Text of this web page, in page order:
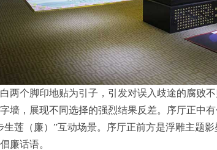
两个脚印地贴为引子，引发对误入歧途的腐败
墙，展现不同选择的强烈结果反差。序厅正中
莲（廉）”互动场景。序厅正前方是浮雕主题
廉话语。